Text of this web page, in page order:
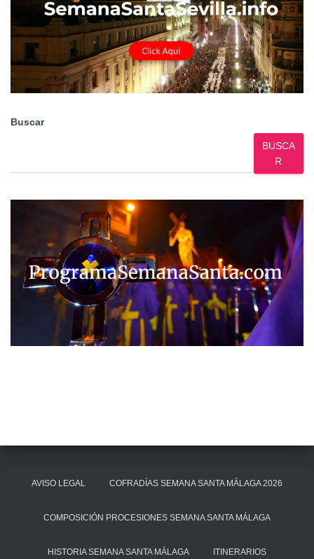
Buscar
BUSCA
R
AVISO LEGAL COFRADÍAS SEMANA SANTA MÁLAGA 2026
COMPOSICIÓN PROCESIONES SEMANA SANTA MÁLAGA
HISTORIA SEMANA SANTA MÁLAGA ITINERARIOS